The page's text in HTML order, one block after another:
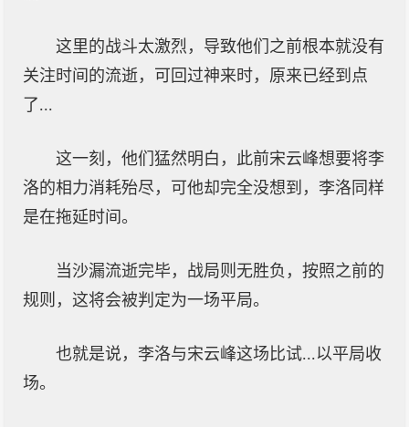
这里的战斗太激烈，导致他们之前根本就没有
关注时间的流逝，可回过神来时，原来已经到点
了...
这一刻，他们猛然明白，此前宋云峰想要将李
洛的相力消耗殆尽，可他却完全没想到，李洛同样
是在拖延时间。
当沙漏流逝完毕，战局则无胜负，按照之前的
规则，这将会被判定为一场平局。
也就是说，李洛与宋云峰这场比试...以平局收
场。